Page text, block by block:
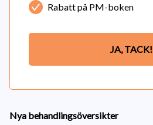
Rabatt på PM-boken
JA, TACK!
Nya behandlingsöversikter